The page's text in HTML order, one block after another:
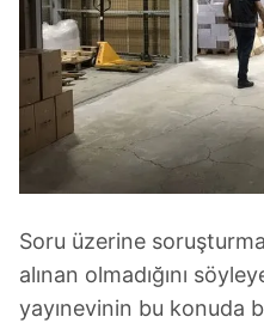
Soru üzerine
alınan olmadığını
yayınevinin bu konuda